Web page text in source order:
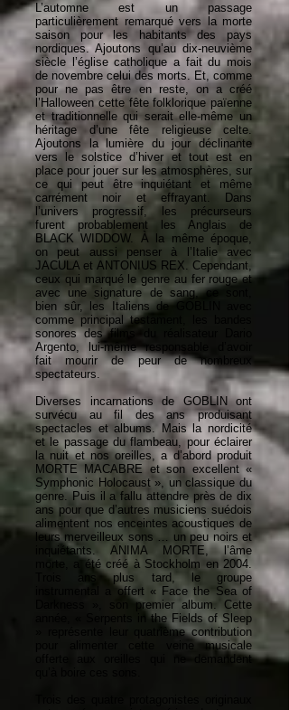
L’automne est un passage
particulièrement remarqué vers la morte
saison pour les habitants des pays
nordiques. Ajoutons qu’au dix-neuvième
siècle l’église catholique a fait du mois
de novembre celui des morts. Et, comme
pour ne pas être en reste, on a créé
l’Halloween cette fête folklorique païenne
et traditionnelle qui serait elle-même un
héritage d’une fête religieuse celte.
Ajoutons la lumière du jour déclinante
vers le solstice d’hiver et tout est en
place pour jouer sur les atmosphères, sur
ce qui peut être inquiétant et même
carrément noir et effrayant. Dans
l’univers progressif, les précurseurs
furent probablement les Anglais de
BLACK WIDDOW. À la même époque,
on peut aussi penser à l’Italie avec
JACULA et ANTONIUS REX. Cependant,
ceux qui marqué le genre au fer rouge et
avec une signature de sang, ce sont,
bien sûr, les Italiens de GOBLIN avec
comme principal testament, les bandes
sonores des films du réalisateur Dario
Argento, lui-même responsable d’avoir
fait mourir de peur de nombreux
spectateurs.
Diverses incarnations de GOBLIN ont
survécu au fil des ans produisant
spectacles et albums. Mais la nordicité
et le passage du flambeau, pour éclairer
la nuit et nos oreilles, a d’abord produit
MORTE MACABRE et son excellent «
Symphonic Holocaust », un classique du
genre. Puis il a fallu attendre près de dix
ans pour que d’autres musiciens suédois
alimentent nos enceintes acoustiques de
leurs merveilleux sons … un peu noirs et
inquiétants. ANIMA MORTE, l’âme
morte, a été créé à Stockholm en 2004.
Trois ans plus tard, le groupe
instrumental a offert « Face the Sea of
Darkness », son premier album. Cette
année, « Serpents in the Fields of Sleep
» représente leur quatrième contribution
pour alimenter cette veine musicale
offerte aux oreilles qui ne demandent